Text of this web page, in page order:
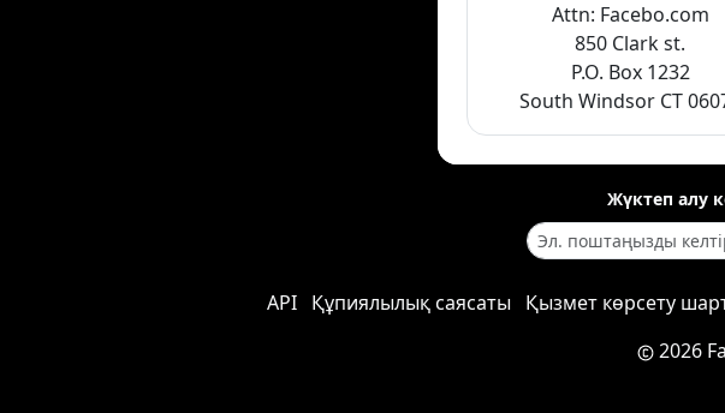
Attn: Facebo.com
850 Clark st.
P.O. Box 1232
South Windsor CT
Жүктеп алу
API Құпиялылық саясаты Қызмет көрсету
2026